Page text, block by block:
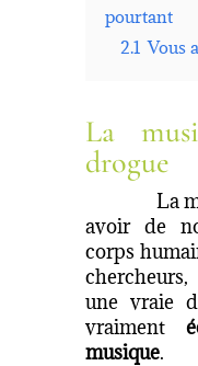
pourtant
2.1 Vous
La
drogue
La
avoir de
corps
une vraie
vraiment
musique.